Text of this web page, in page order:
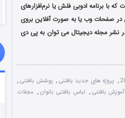
با برنامه ادوبی فلش یا نرم‌افزارهای
صفحات وب یا به صورت آفلاین بروی
در نشر مجله دیجیتال می توان به پی دی
, پروژه های جدید بافتنی , پوشش بافتنی ,
بافتنی , لباس بافتنی بانوان , مجلات